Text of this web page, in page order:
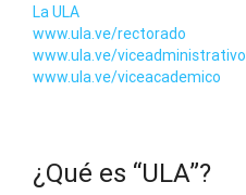
La ULA
www.ula.ve/rectorado
www.ula.ve/viceadministrativo
www.ula.ve/viceacademico
¿Qué es “ULA”?